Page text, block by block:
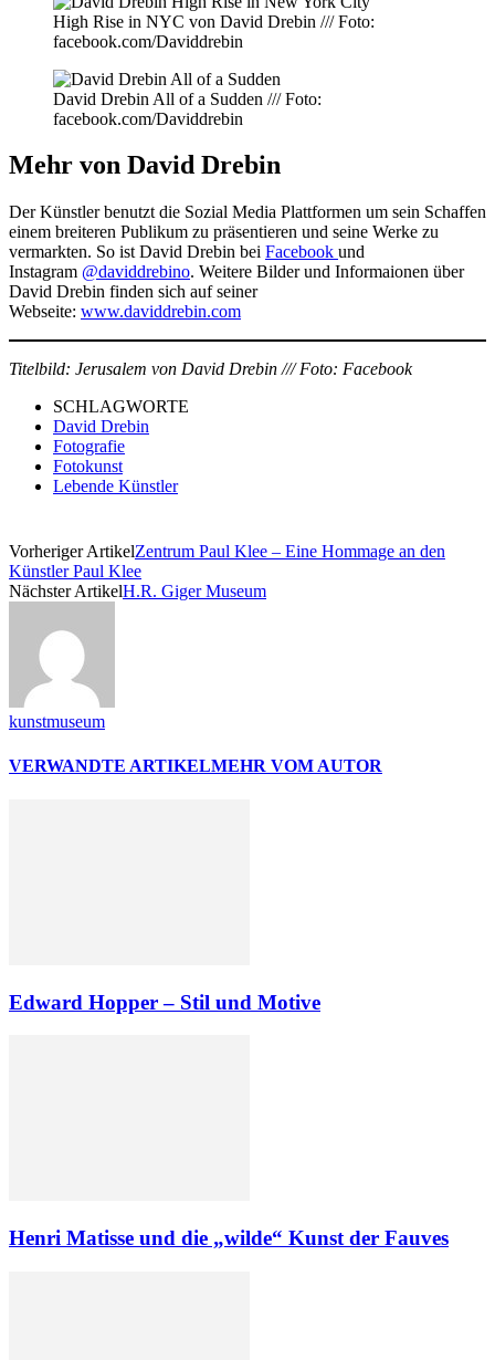
High Rise in NYC von David Drebin /// Foto:
facebook.com/Daviddrebin
David Drebin All of a Sudden /// Foto:
facebook.com/Daviddrebin
Mehr von David Drebin
Der Künstler benutzt die Sozial Media Plattformen um sein Schaffen
einem breiteren Publikum zu präsentieren und seine Werke zu
vermarkten. So ist David Drebin bei Facebook und
Instagram @daviddrebino. Weitere Bilder und Informaionen über
David Drebin finden sich auf seiner
Webseite: www.daviddrebin.com
Titelbild: Jerusalem von David Drebin /// Foto: Facebook
SCHLAGWORTE
David Drebin
Fotografie
Fotokunst
Lebende Künstler
Vorheriger ArtikelZentrum Paul Klee – Eine Hommage an den
Künstler Paul Klee
Nächster ArtikelH.R. Giger Museum
kunstmuseum
VERWANDTE ARTIKELMEHR VOM AUTOR
Edward Hopper – Stil und Motive
Henri Matisse und die „wilde“ Kunst der Fauves